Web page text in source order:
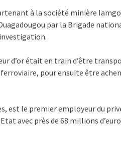
à la société minière
par la Brigade
d’or était en train d’être
pour ensuite être
est le premier employeur du
avec près de 68 millions